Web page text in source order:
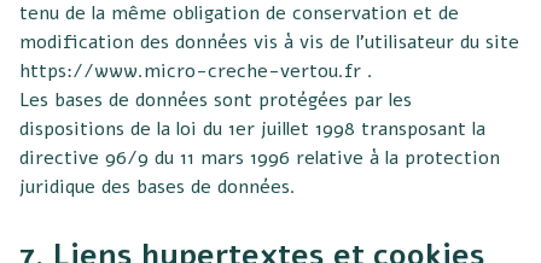
tenu de la même obligation de conservation et de
modification des données vis à vis de l’utilisateur du site
https://www.micro-creche-vertou.fr .
Les bases de données sont protégées par les
dispositions de la loi du 1er juillet 1998 transposant la
directive 96/9 du 11 mars 1996 relative à la protection
juridique des bases de données.